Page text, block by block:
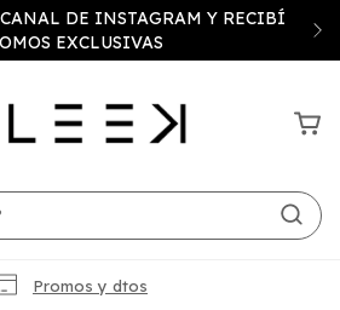
DE INSTAGRAM Y RECIBÍ
EXCLUSIVAS
Promos y dtos